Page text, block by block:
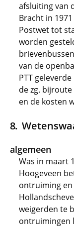
afsluiting van
Bracht in
Postwet tot
worden
van de
PTT
de zg.
en de kosten
algemeen
Was in maart
Hoogeveen
ontruiming
weigerden te
ontruimingen